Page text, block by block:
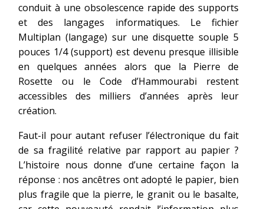
conduit à une obsolescence rapide des supports
et des langages informatiques. Le fichier
Multiplan (langage) sur une disquette souple 5
pouces 1/4 (support) est devenu presque illisible
en quelques années alors que la Pierre de
Rosette ou le Code d’Hammourabi restent
accessibles des milliers d’années après leur
création.
Faut-il pour autant refuser l’électronique du fait
de sa fragilité relative par rapport au papier ?
L’histoire nous donne d’une certaine façon la
réponse : nos ancêtres ont adopté le papier, bien
plus fragile que la pierre, le granit ou le basalte,